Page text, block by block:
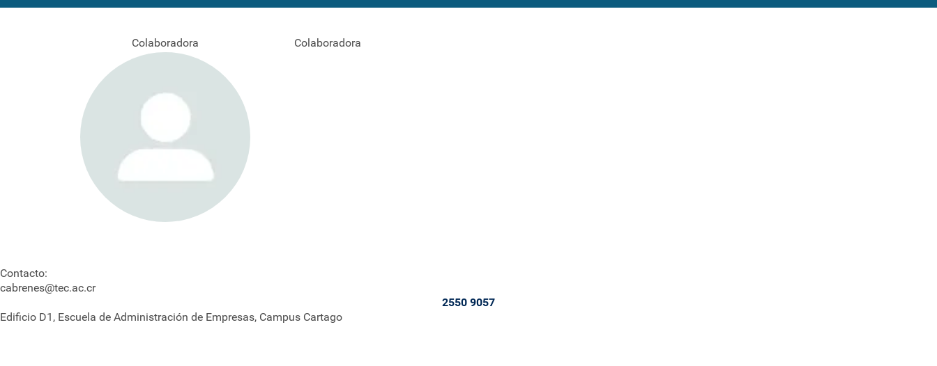
Colaboradora Colaboradora
Contacto:
cabrenes@tec.ac.cr
2550 9057
Edificio D1, Escuela de Administración de Empresas, Campus Cartago